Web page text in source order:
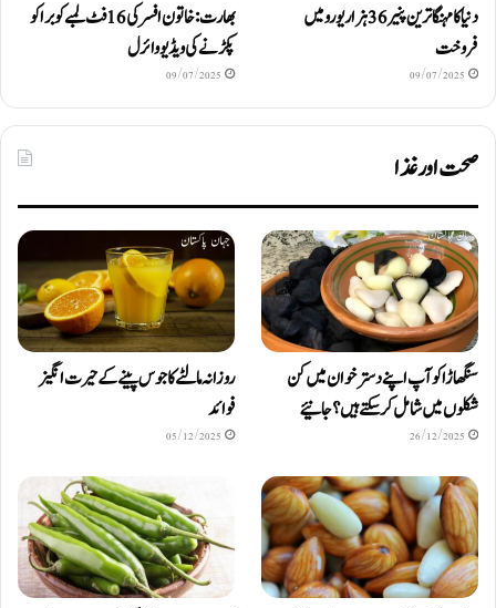
دنیا کا مہنگا ترین پنیر 36 ہزار یورو میں
فروخت
09/07/2025
بھارت: خاتون افسر کی 16 فٹ لمبے کوبرا کو
پکڑنے کی ویڈیو وائرل
09/07/2025
صحت اور غذا
سنگھاڑا کو آپ اپنے دستر خوان میں کن
شکلوں میں شامل کرسکتے ہیں ؟ جانیئے
26/12/2025
روزانہ مالٹے کا جوس پینے کے حیرت انگیز
فوائد
05/12/2025